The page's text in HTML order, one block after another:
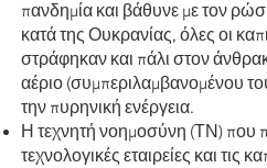
πανδημία και βάθυνε με τον
κατά της Ουκρανίας, όλες οι
στράφηκαν και πάλι στον
αέριο (συμπεριλαμβανομένου
την πυρηνική ενέργεια.
Η τεχνητή νοημοσύνη (ΤΝ) που
τεχνολογικές εταιρείες και τις